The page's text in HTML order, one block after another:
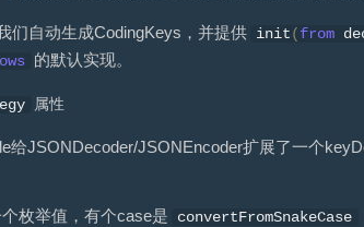
们自动生成CodingKeys，并提供 init(from
的默认实现。
属性
给JSONDecoder/JSONEncoder扩展了一个
枚举值，有个case是 convertFromSnakeCase